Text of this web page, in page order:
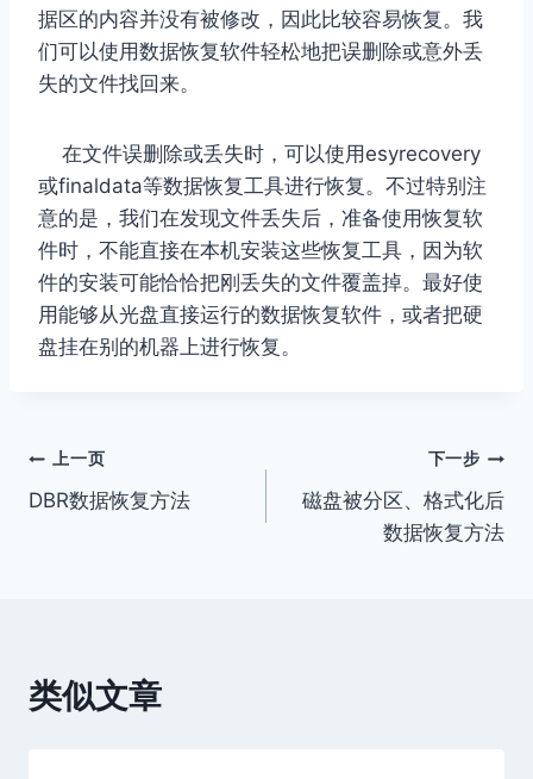
据区的内容并没有被修改，因此比较容易恢复。我
们可以使用数据恢复软件轻松地把误删除或意外丢
失的文件找回来。
在文件误删除或丢失时，可以使用esyrecovery
或finaldata等数据恢复工具进行恢复。不过特别注
意的是，我们在发现文件丢失后，准备使用恢复软
件时，不能直接在本机安装这些恢复工具，因为软
件的安装可能恰恰把刚丢失的文件覆盖掉。最好使
用能够从光盘直接运行的数据恢复软件，或者把硬
盘挂在别的机器上进行恢复。
文
章
上一页
DBR数据恢复方法
下一步
磁盘被分区、格式化后
数据恢复方法
类似文章